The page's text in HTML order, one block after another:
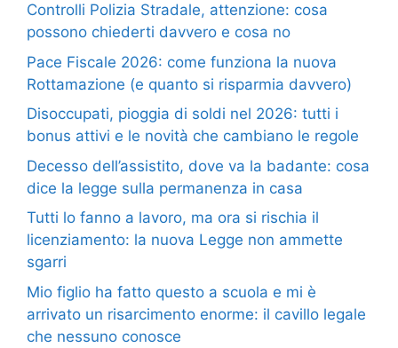
Controlli Polizia Stradale, attenzione: cosa
possono chiederti davvero e cosa no
Pace Fiscale 2026: come funziona la nuova
Rottamazione (e quanto si risparmia davvero)
Disoccupati, pioggia di soldi nel 2026: tutti i
bonus attivi e le novità che cambiano le regole
Decesso dell’assistito, dove va la badante: cosa
dice la legge sulla permanenza in casa
Tutti lo fanno a lavoro, ma ora si rischia il
licenziamento: la nuova Legge non ammette
sgarri
Mio figlio ha fatto questo a scuola e mi è
arrivato un risarcimento enorme: il cavillo legale
che nessuno conosce